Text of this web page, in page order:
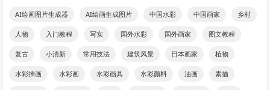
AI绘画图片生成器 AI绘画生成图片 中国水彩 中国画家 乡村
人物 入门教程 写实 国外水彩 国外画家 图文教程
复古 小清新 常用技法 建筑风景 日本画家 植物
水彩插画 水彩画 水彩画具 水彩颜料 油画 素描